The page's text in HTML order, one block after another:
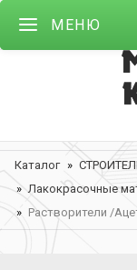
МЕНЮ
Каталог
Лакокрасочные
Растворители /